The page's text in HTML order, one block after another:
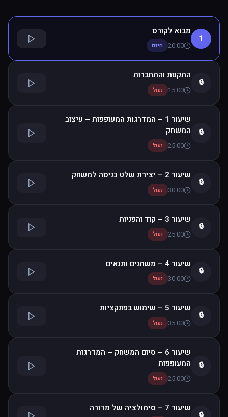
1
מבוא לקורס
20:00 חינם
🔒
התקנות והתחברות
15:00 נעול
🔒
שיעור 1 – המדרגות המעופפות – עיצוב
המשחק
25:00 נעול
🔒
שיעור 2 – יצירת שלט כניסה למשחק
30:00 נעול
🔒
שיעור 3 – קוד והפניות
25:00 נעול
🔒
שיעור 4 – משתנים ותנאים
30:00 נעול
🔒
שיעור 5 – שימוש בפונקציות
35:00 נעול
🔒
שיעור 6 – סיום המשחק – המדרגות
המעופפות
25:00 נעול
שיעור 7 – סימולציה של מדורה